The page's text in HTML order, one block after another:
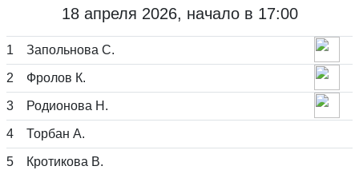
18 апреля 2026, начало в 17:00
1 Запольнова С.
2 Фролов К.
3 Родионова Н.
4 Торбан А.
5 Кротикова В.